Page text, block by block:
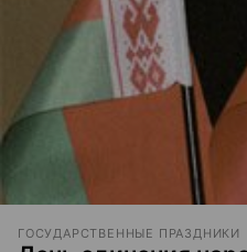
ГОСУДАРСТВЕННЫЕ ПРАЗДНИКИ